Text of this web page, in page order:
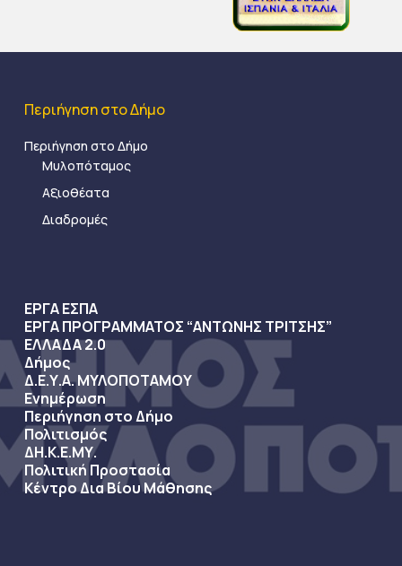
Περιήγηση στο Δήμο
Περιήγηση στο Δήμο
Μυλοπόταμος
Αξιοθέατα
Διαδρομές
ΕΡΓΑ ΕΣΠΑ
ΕΡΓΑ ΠΡΟΓΡΑΜΜΑΤΟΣ “ΑΝΤΩΝΗΣ ΤΡΙΤΣΗΣ”
ΕΛΛΑΔΑ 2.0
Δήμος
Δ.Ε.Υ.Α. ΜΥΛΟΠΟΤΑΜΟΥ
Ενημέρωση
Περιήγηση στο Δήμο
Πολιτισμός
ΔΗ.Κ.Ε.ΜΥ.
Πολιτική Προστασία
Κέντρο Δια Βίου Μάθησης